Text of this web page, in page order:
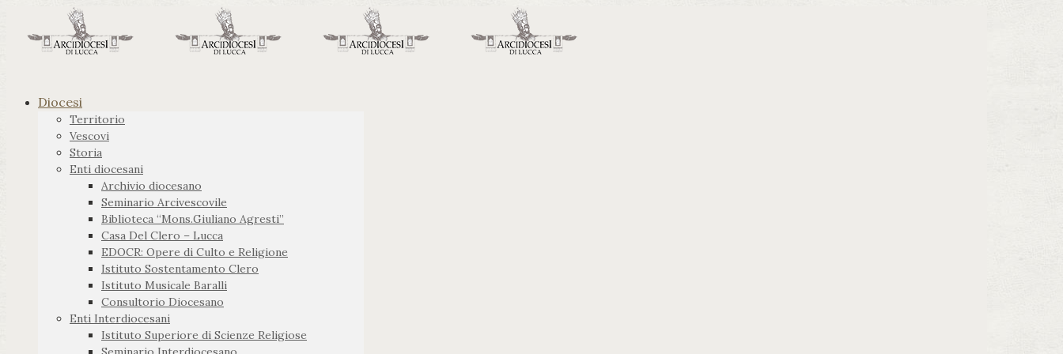
Diocesi
Territorio
Vescovi
Storia
Enti diocesani
Archivio diocesano
Seminario Arcivescovile
Biblioteca “Mons.Giuliano Agresti”
Casa Del Clero – Lucca
EDOCR: Opere di Culto e Religione
Istituto Sostentamento Clero
Istituto Musicale Baralli
Consultorio Diocesano
Enti Interdiocesani
Istituto Superiore di Scienze Religiose